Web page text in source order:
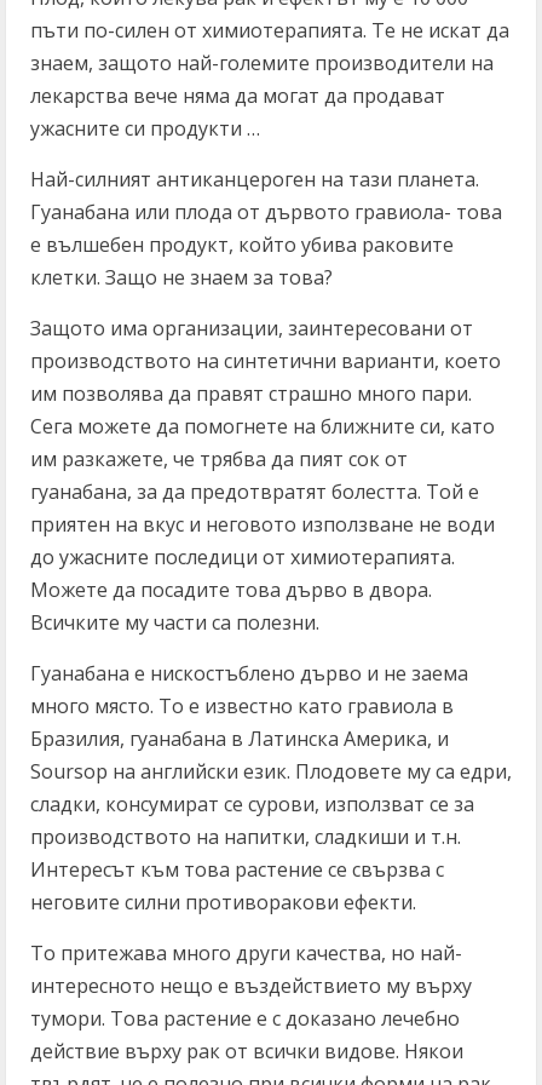
пъти по-силен от химиотерапията. Те не искат да
знаем, защото най-големите производители на
лекарства вече няма да могат да продават
ужасните си продукти …
Най-силният антиканцероген на тази планета.
Гуанабана или плода от дървото гравиола- това
е вълшебен продукт, който убива раковите
клетки. Защо не знаем за това?
Защото има организации, заинтересовани от
производството на синтетични варианти, което
им позволява да правят страшно много пари.
Сега можете да помогнете на ближните си, като
им разкажете, че трябва да пият сок от
гуанабана, за да предотвратят болестта. Той е
приятен на вкус и неговото използване не води
до ужасните последици от химиотерапията.
Можете да посадите това дърво в двора.
Всичките му части са полезни.
Гуанабана е нискостъблено дърво и не заема
много място. То е известно като гравиола в
Бразилия, гуанабана в Латинска Америка, и
Soursop на английски език. Плодовете му са едри,
сладки, консумират се сурови, използват се за
производството на напитки, сладкиши и т.н.
Интересът към това растение се свързва с
неговите силни противоракови ефекти.
То притежава много други качества, но най-
интересното нещо е въздействието му върху
тумори. Това растение е с доказано лечебно
действие върху рак от всички видове. Някои